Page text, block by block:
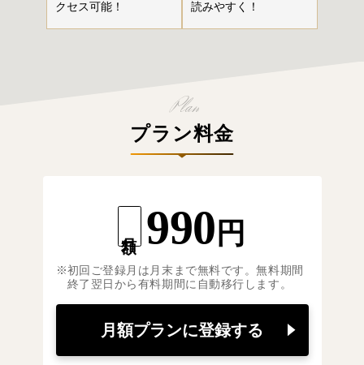
クセス可能！
読みやすく！
プラン料金
990 円
初回ご登録月は月末まで無料です。無料期間
終了翌日から有料期間に自動移行します。
月額プランに登録する